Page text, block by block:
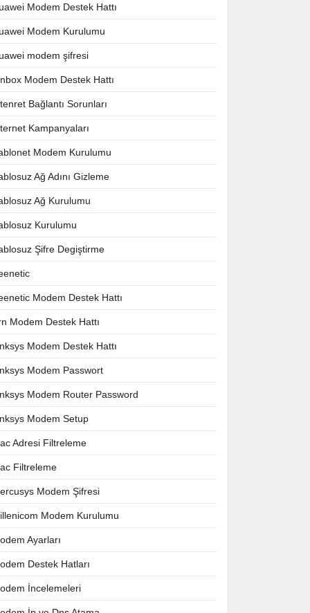
Modem Destek Hattı
Modem Kurulumu
modem şifresi
Modem Destek Hattı
Bağlantı Sorunları
Kampanyaları
Modem Kurulumu
Ağ Adını Gizleme
Ağ Kurulumu
Kurulumu
Şifre Degiştirme
Modem Destek Hattı
Modem Destek Hattı
Modem Destek Hattı
Modem Passwort
Modem Router Password
Modem Setup
Adresi Filtreleme
Filtreleme
Modem Şifresi
Modem Kurulumu
Ayarları
Destek Hatları
İncelemeleri